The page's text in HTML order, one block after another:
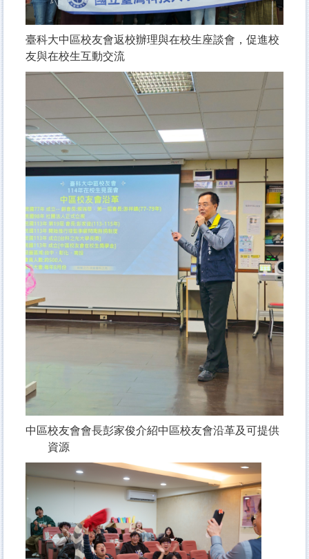
臺科大中區校友會返校辦理與在校生座談會，促進校
友與在校生互動交流
中區校友會會長彭家俊介紹中區校友會沿革及可提供
資源